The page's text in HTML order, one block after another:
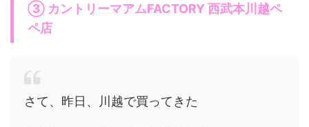
③ カントリーマアムFACTORY 西武本川越ペ
ペ店
さて、昨日、川越で買ってきた